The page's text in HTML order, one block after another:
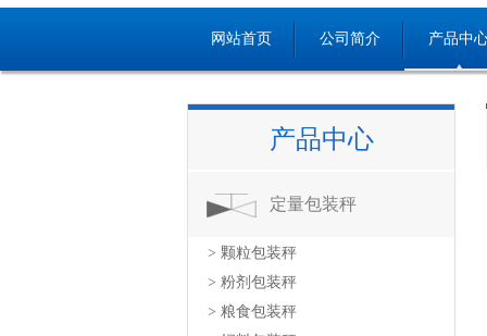
网站首页 公司简介 产品中
产品中心
定量包装秤
> 颗粒包装秤
> 粉剂包装秤
> 粮食包装秤